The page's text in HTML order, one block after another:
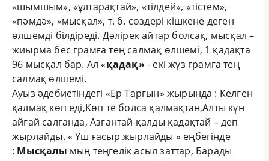
«шымшым», «ұлтарақтай», «тілдей», «тістем»,
«пәмдә», «мысқал», т. б. сөздері кішкене деген
өлшемді білдіреді. Дәлірек айтар болсақ, мысқал –
жиырма бес грамға тең салмақ өлшемі, 1 қадақта
96 мысқал бар. Ал «қадақ» - екі жүз грамға тең
салмақ өлшемі.
Ауыз әдебиетіндегі «Ер Тарғын» жырында : Келген
қалмақ көп еді,Көп те болса қалмақтан,Алты күн
айғай салғанда, Азғантай қалды қадақтай – деп
жырлайды. « Үш ғасыр жырлайды » еңбегінде
: Мысқалы мың теңгелік асыл заттар, Барады